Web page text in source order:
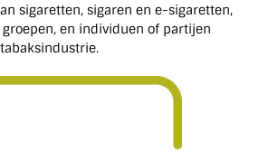
sigaretten, sigaren en e-sigaretten,
en individuen of partijen